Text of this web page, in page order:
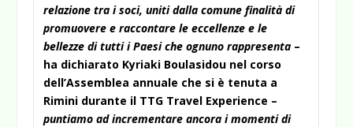
relazione tra i soci, uniti dalla comune finalità di
promuovere e raccontare le eccellenze e le
bellezze di tutti i Paesi che ognuno rappresenta –
ha dichiarato Kyriaki Boulasidou nel corso
dell’Assemblea annuale che si è tenuta a
Rimini durante il TTG Travel Experience –
puntiamo ad incrementare ancora i momenti di